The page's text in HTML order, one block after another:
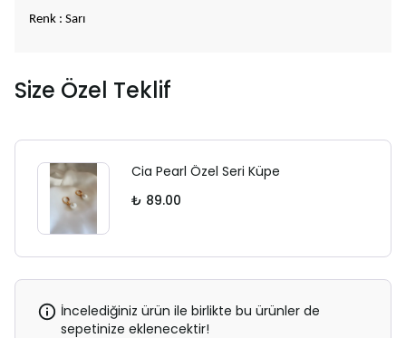
Renk : Sarı
Size Özel Teklif
Cia Pearl Özel Seri Küpe
₺ 89.00
İncelediğiniz ürün ile birlikte bu ürünler de
sepetinize eklenecektir!